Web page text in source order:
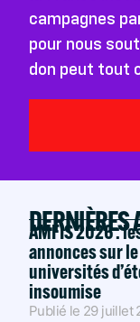
campagnes
pour nous
don peut tout
DERNIÈRES
AMFIS 2026 :
annonces sur
universités
insoumise
Publié le 29 juillet